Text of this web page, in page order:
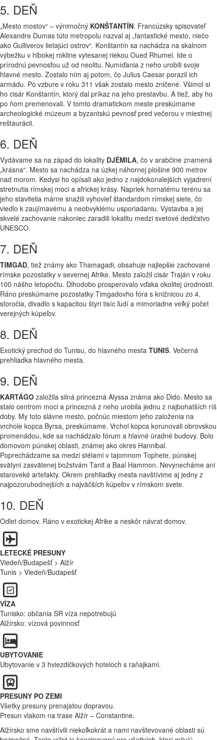
5. DEŇ
„Mesto mostov“ – výnimočný KONŠTANTÍN. Francúzsky spisovateľ
Alexandre Dumas túto metropolu nazval aj „fantastické mesto, niečo
ako Gulliverov lietajúci ostrov“. Konštantín sa nachádza na skalnom
výbežku v hlbokej rokline vytesanej riekou Oued Rhumel. Ide o
prírodnú pevnosťou už od neolitu. Numíďania z neho urobili svoje
hlavné mesto. Zostalo ním aj potom, čo Julius Caesar porazil ich
armádu. Po vzbure v roku 311 však zostalo mesto zničené. Všimol si
ho cisár Konštantín, ktorý dal príkaz na jeho prestavbu. A tiež, aby ho
po ňom premenovali. V tomto dramatickom meste preskúmame
archeologické múzeum a byzantskú pevnosť pred večerou v miestnej
reštaurácii.
6. DEŇ
Vydávame sa na západ do lokality DJÉMILA, čo v arabčine znamená
„krásna“. Mesto sa nachádza na úzkej náhornej plošine 900 metrov
nad morom. Kedysi ho opísali ako jedno z najdokonalejších vyjadrení
stretnutia rímskej moci a africkej krásy. Napriek hornatému terénu sa
jeho stavitelia márne snažili vyhovieť štandardom rímskej siete, čo
viedlo k zaujímavému a neobvyklému usporiadaniu. Výstavba a jej
skvelé zachovanie nakoniec zaradili lokalitu medzi svetové dedičstvo
UNESCO.
7. DEŇ
TIMGAD, tiež známy ako Thamagadi, obsahuje najlepšie zachované
rímske pozostatky v severnej Afrike. Mesto založil cisár Traján v roku
100 nášho letopočtu. Dlhodobo prosperovalo vďaka okolitej úrodnosti.
Ráno preskúmame pozostatky Timgadovho fóra s knižnicou zo 4.
storočia, divadlo s kapacitou štyri tisíc ľudí a mimoriadne veľký počet
verejných kúpeľov.
8. DEŇ
Exotický prechod do Tunisu, do hlavného mesta TUNIS. Večerná
prehliadka hlavného mesta.
9. DEŇ
KARTÁGO založila silná princezná Alyssa známa ako Dido. Mesto sa
stalo centrom moci a princezná z neho urobila jednu z najbohatších ríš
doby. My toto slávne mesto, počnúc miestom jeho založenia na
vrchole kopca Byrsa, preskúmame. Vrchol kopca korunovali obrovskou
promenádou, kde sa nachádzalo fórum a hlavné úradné budovy. Bolo
domovom púnskej oblasti, známej ako okres Hannibal.
Poprechádzame sa medzi stélami v tajomnom Tophete, púnskej
svätyni zasvätenej božstvám Tanit a Baal Hammon. Nevynecháme ani
staroveké artefakty. Okrem prehliadky mesta navštívime aj jedny z
najpozoruhodnejších a najväčších kúpeľov v rímskom svete.
10. DEŇ
Odlet domov. Ráno v exotickej Afrike a neskôr návrat domov.
LETECKÉ PRESUNY
Viedeň/Budapešť > Alžír
Tunis > Viedeň/Budapešť
VÍZA
Tunisko: občania SR víza nepotrebujú
Alžírsko: vízová povinnosť
UBYTOVANIE
Ubytovanie v 3 hviezdičkových hoteloch s raňajkami.
PRESUNY PO ZEMI
Všetky presuny prenajatou dopravou.
Presun vlakom na trase Alžír – Constantine.
Alžírsko sme navštívili niekoľkokrát a nami navštevované oblasti sú